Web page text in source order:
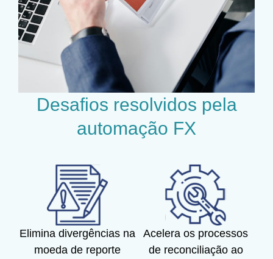
Desafios resolvidos pela
automação FX
Elimina divergências na
moeda de reporte
Acelera os processos
de reconciliação ao